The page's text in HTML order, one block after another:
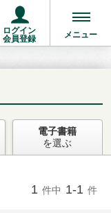
ログイン
会員登録
メニュー
電子書籍
を選ぶ
1 件中 1-1 件